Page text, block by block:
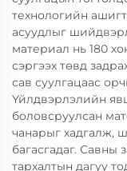
технологийн
асуудлыг
материал нь 180
сэргээх төвд
сав суулгацаас
Үйлдвэрлэлийн
боловсруулсан
чанарыг хадгалж,
багасгадаг. Савны
тархалтын дагуу